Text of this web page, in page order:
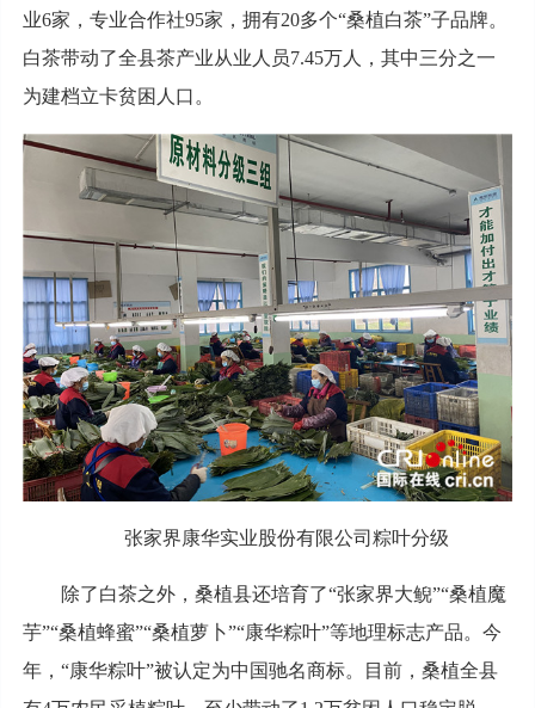
业6家，专业合作社95家，拥有20多个“桑植白茶”子品牌。
白茶带动了全县茶产业从业人员7.45万人，其中三分之一
为建档立卡贫困人口。
张家界康华实业股份有限公司粽叶分级
除了白茶之外，桑植县还培育了“张家界大鲵”“桑植魔
芋”“桑植蜂蜜”“桑植萝卜”“康华粽叶”等地理标志产品。今
年，“康华粽叶”被认定为中国驰名商标。目前，桑植全县